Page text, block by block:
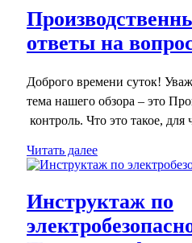
ответы на
Доброго времени суток!
тема нашего обзора – это
контроль. Что это такое,
Читать далее
Инструктаж по